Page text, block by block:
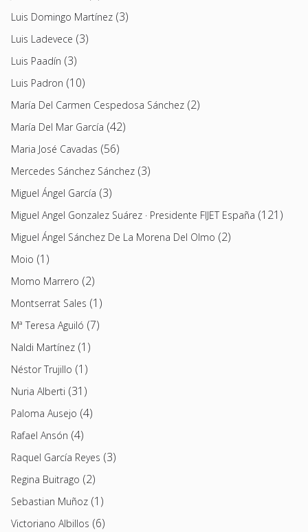
Luis Domingo Martínez (3)
Luis Ladevece (3)
Luis Paadín (3)
Luis Padron (10)
María Del Carmen Cespedosa Sánchez (2)
María Del Mar García (42)
Maria José Cavadas (56)
Mercedes Sánchez Sánchez (3)
Miguel Ángel García (3)
Miguel Angel Gonzalez Suárez · Presidente FIJET España (121)
Miguel Ángel Sánchez De La Morena Del Olmo (2)
Moio (1)
Momo Marrero (2)
Montserrat Sales (1)
Mª Teresa Aguiló (7)
Naldi Martínez (1)
Néstor Trujillo (1)
Nuria Alberti (31)
Paloma Ausejo (4)
Rafael Ansón (4)
Raquel García Reyes (3)
Regina Buitrago (2)
Sebastian Muñoz (1)
Victoriano Albillos (6)